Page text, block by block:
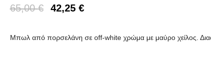
65,00€ 42,25 €
Μπωλ από πορσελάνη σε off-white χρώμα με μαύρο χείλος.